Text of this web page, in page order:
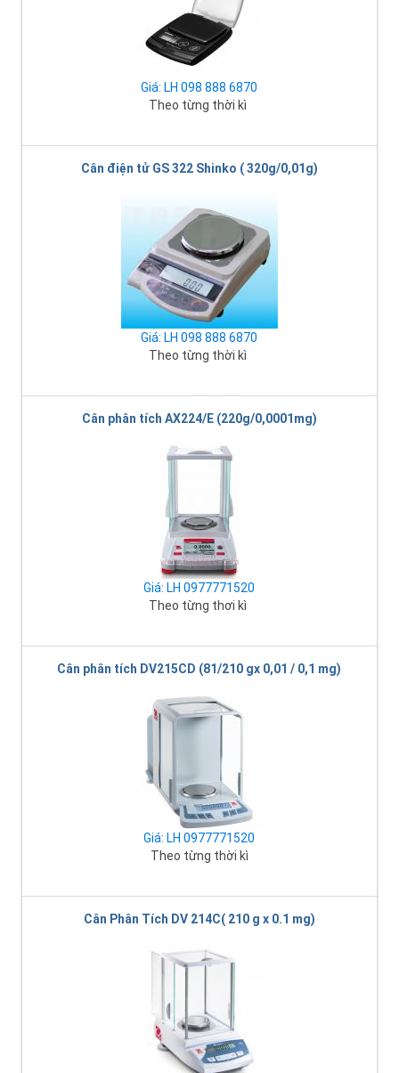
Giá: LH 098 888 6870
Theo từng thời kì
Cân điện tử GS 322 Shinko ( 320g/0,01g)
Giá: LH 098 888 6870
Theo từng thời kì
Cân phân tích AX224/E (220g/0,0001mg)
Giá: LH 0977771520
Theo từng thơi kì
Cân phân tích DV215CD (81/210 gx 0,01 / 0,1 mg)
Giá: LH 0977771520
Theo từng thời kì
Cân Phân Tích DV 214C( 210 g x 0.1 mg)